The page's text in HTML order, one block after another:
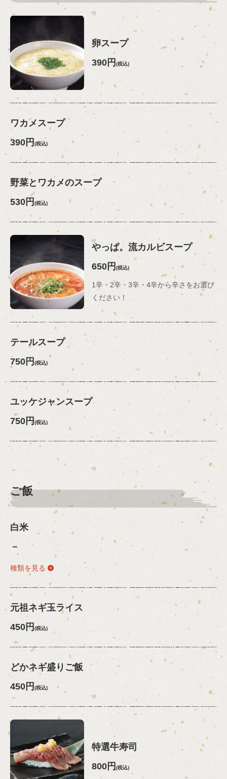
卵スープ
390円(税込)
ワカメスープ
390円 (税込)
野菜とワカメのスープ
530円 (税込)
やっぱ。流カルビスープ
650円(税込)
1辛・2辛・3辛・4辛から辛さをお選び
ください！
テールスープ
750円 (税込)
ユッケジャンスープ
750円(税込)
ご飯
白米
－
種類を見る
元祖ネギ玉ライス
450円 (税込)
どかネギ盛りご飯
450円 (税込)
特選牛寿司
800円(税込)